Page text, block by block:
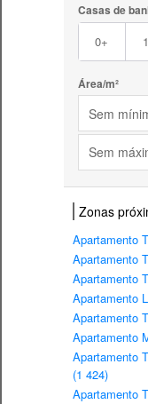
Casas de
0+
Área/m²
Sem
Sem
Zonas
Apartamento
Apartamento
Apartamento
Apartamento
Apartamento
Apartamento
Apartamento
(1 424)
Apartamento